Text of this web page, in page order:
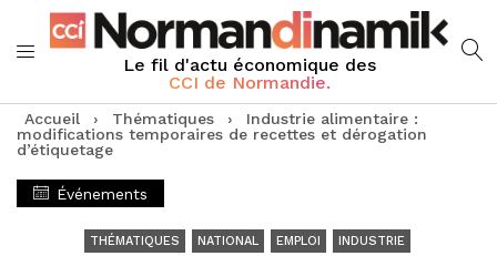
Le fil d'actu économique des
CCI de Normandie.
Accueil › Thématiques ›
Industrie alimentaire :
modifications temporaires de recettes et dérogation
d’étiquetage
Événements
THÉMATIQUES NATIONAL EMPLOI INDUSTRIE